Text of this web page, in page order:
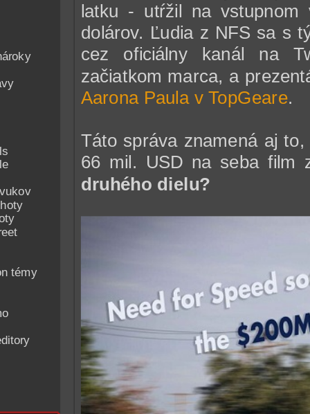
témy
latku - utŕžil na vstupnom
dolárov. Ľudia z NFS sa s
cez oficiálny kanál na
začiatkom marca, a
Aarona Paula v TopGeare.
Táto správa znamená aj
66 mil. USD na seba film
druhého dielu?